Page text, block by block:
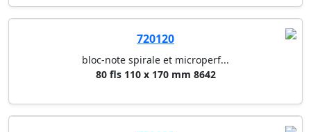
80 fls 90 x 140 mm 8622
720120
80 fls 110 x 170 mm 8642